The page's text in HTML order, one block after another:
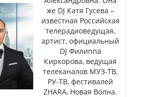
же DJ Катя Гусева –
известная Российская
телерадиоведущая,
артист, официальный
DJ Филиппа
Киркорова, ведущая
телеканалов МУЗ-ТВ,
РУ-ТВ, фестивалей
ZHARA, Новая Волна.